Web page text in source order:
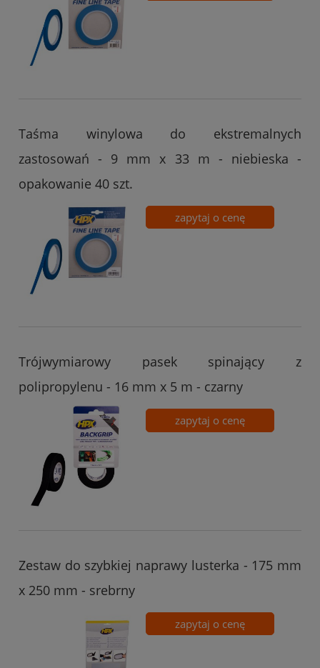
Taśma winylowa do ekstremalnych
zastosowań - 9 mm x 33 m - niebieska -
opakowanie 40 szt.
zapytaj o cenę
Trójwymiarowy pasek spinający z
polipropylenu - 16 mm x 5 m - czarny
zapytaj o cenę
Zestaw do szybkiej naprawy lusterka - 175 mm
x 250 mm - srebrny
zapytaj o cenę